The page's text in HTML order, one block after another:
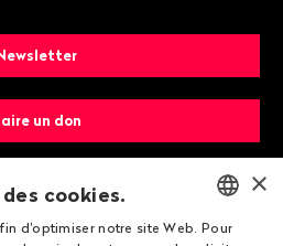
un don
membre
ENGLISH
×
cookies.
d'optimiser notre site Web. Pour